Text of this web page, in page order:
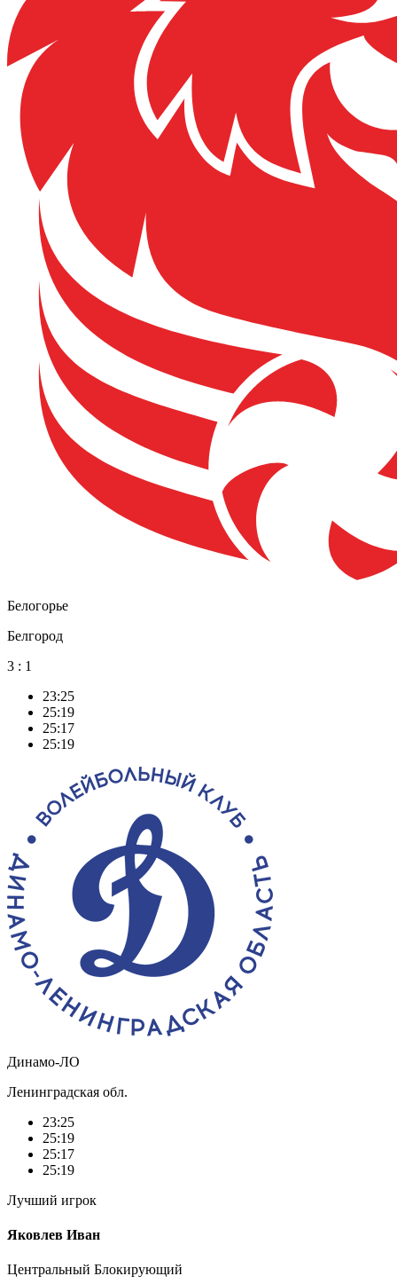
Белогорье
Белгород
3 : 1
23:25
25:19
25:17
25:19
Динамо-ЛО
Ленинградская обл.
23:25
25:19
25:17
25:19
Лучший игрок
Яковлев Иван
Центральный Блокирующий